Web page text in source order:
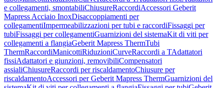
e collegamenti, smontabiliChiusureRaccordiAccessori Geberit
Mapress Acciaio InoxDisaccoppiamenti per
collegamentiImpermeabilizzazioni per tubi e raccordiFissaggi per
tubiFissaggi per collegamentiGuarnizioni del sistemaKit di viti per
collegamenti a flangiaGeberit Mapress ThermTubi
ThermRaccordiManicottiRiduzioniCurveRaccordi a TAdattatori
fissiAdattatori e giunzioni, removibiliCompensatori
assialiChiusureRaccordi per riscaldamentoChiusure per
riscaldamentoAccessori per Geberit Mapress ThermGuarnizioni del